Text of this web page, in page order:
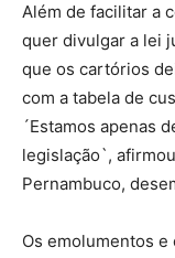
Além de facilitar a
quer divulgar a lei
que os cartórios
com a tabela de
´Estamos apenas
legislação`,
Pernambuco,
Os emolumentos